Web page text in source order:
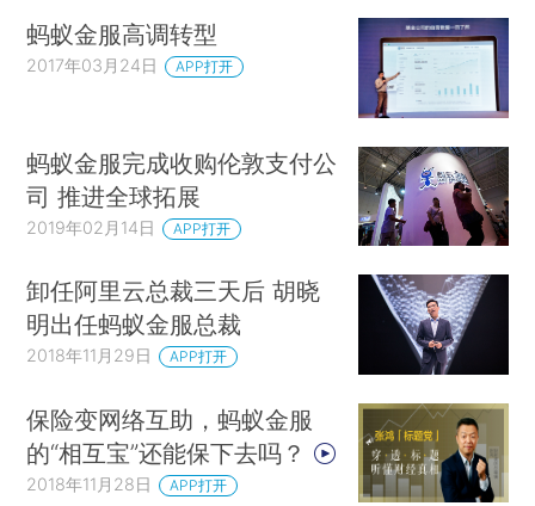
蚂蚁金服高调转型
2017年03月24日 APP打开
蚂蚁金服完成收购伦敦支付公
司 推进全球拓展
2019年02月14日 APP打开
卸任阿里云总裁三天后 胡晓
明出任蚂蚁金服总裁
2018年11月29日 APP打开
保险变网络互助，蚂蚁金服
的“相互宝”还能保下去吗？
2018年11月28日 APP打开